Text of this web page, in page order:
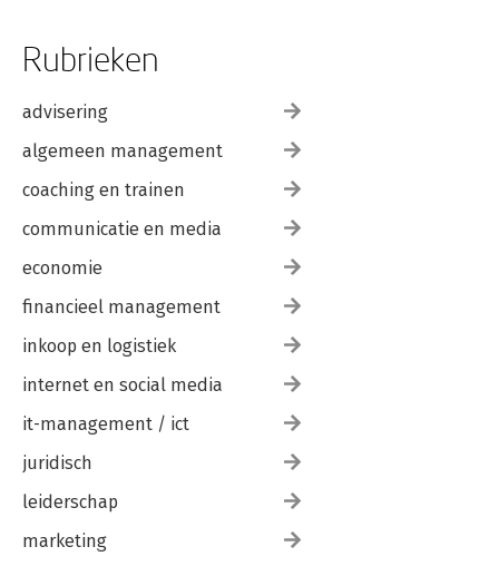
Rubrieken
advisering
algemeen management
coaching en trainen
communicatie en media
economie
financieel management
inkoop en logistiek
internet en social media
it-management / ict
juridisch
leiderschap
marketing